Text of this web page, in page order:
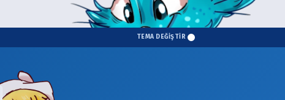
TEMA DEĞİŞTİR